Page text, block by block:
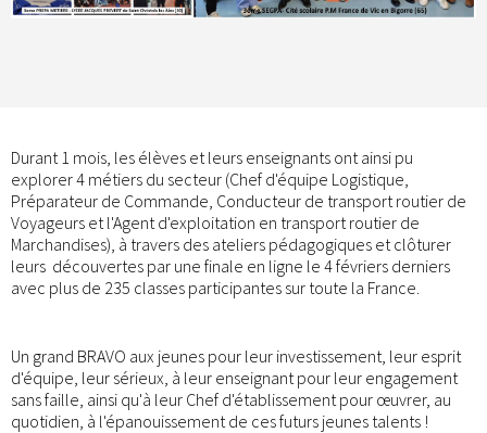
Durant 1 mois, les élèves et leurs enseignants ont ainsi pu
explorer 4 métiers du secteur (Chef d'équipe Logistique,
Préparateur de Commande, Conducteur de transport routier de
Voyageurs et l'Agent d'exploitation en transport routier de
Marchandises), à travers des ateliers pédagogiques et clôturer
leurs découvertes par une finale en ligne le 4 févriers derniers
avec plus de 235 classes participantes sur toute la France.
Un grand BRAVO aux jeunes pour leur investissement, leur esprit
d'équipe, leur sérieux, à leur enseignant pour leur engagement
sans faille, ainsi qu'à leur Chef d'établissement pour œuvrer, au
quotidien, à l'épanouissement de ces futurs jeunes talents !